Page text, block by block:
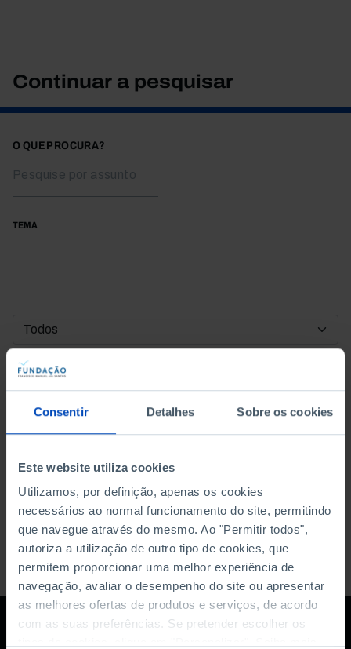
Consentir Detalhes Sobre os cookies
Este website utiliza cookies
Utilizamos, por definição, apenas os cookies
necessários ao normal funcionamento do site, permitindo
que navegue através do mesmo. Ao "Permitir todos",
autoriza a utilização de outro tipo de cookies, que
permitem proporcionar uma melhor experiência de
navegação, avaliar o desempenho do site ou apresentar
as melhores ofertas de produtos e serviços, de acordo
com as suas preferências. Se pretender escolher os
Continuar a pesquisar
O QUE PROCURA?
TEMA
DATA DE INÍCIO
DATA DE FIM